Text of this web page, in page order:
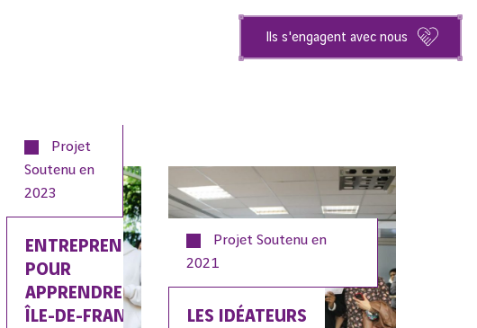
Ils s'engagent avec nous
Projet
Soutenu en
2023
ENTREPRENDRE
POUR
APPRENDRE
ÎLE-DE-FRANCE
Projet Soutenu en
2021
LES IDÉATEURS